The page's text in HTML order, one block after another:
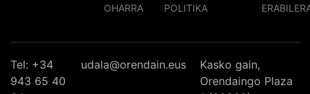
OHARRA
POLITIKA
Tel: +34
943 65 40
udala@orendain.eus
Kasko gain,
Orendaingo Plaza